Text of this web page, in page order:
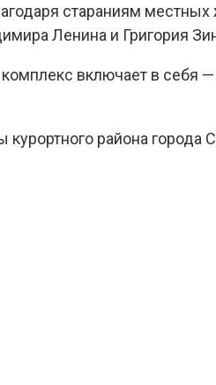
стараниям
Ленина и Григория
включает в
района города